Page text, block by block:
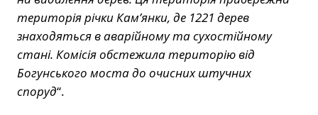
територія річки Кам’янки, де 1221 дерев
знаходяться в аварійному та сухостійному
стані. Комісія обстежила територію від
Богунського моста до очисних штучних
споруд“.